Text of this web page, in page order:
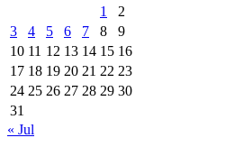
1
2
3
4 5 6 7 8
9
10 11 12 13 14 15 16
17 18 19 20 21 22 23
24 25 26 27 28 29 30
31
« Jul